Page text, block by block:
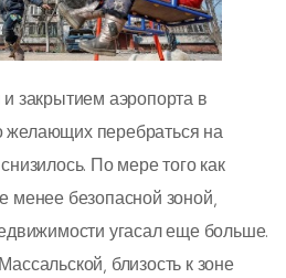
закрытием аэропорта в
перебраться на
По мере того как
менее безопасной зоной,
угасал еще больше.
близость к зоне